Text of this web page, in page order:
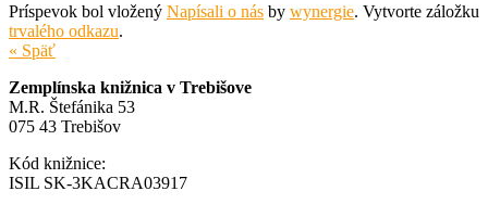
Príspevok bol vložený Napísali o nás by wynergie. Vytvorte záložku
trvalého odkazu.
« Späť
Zemplínska knižnica v Trebišove
M.R. Štefánika 53
075 43 Trebišov
Kód knižnice:
ISIL SK-3KACRA03917